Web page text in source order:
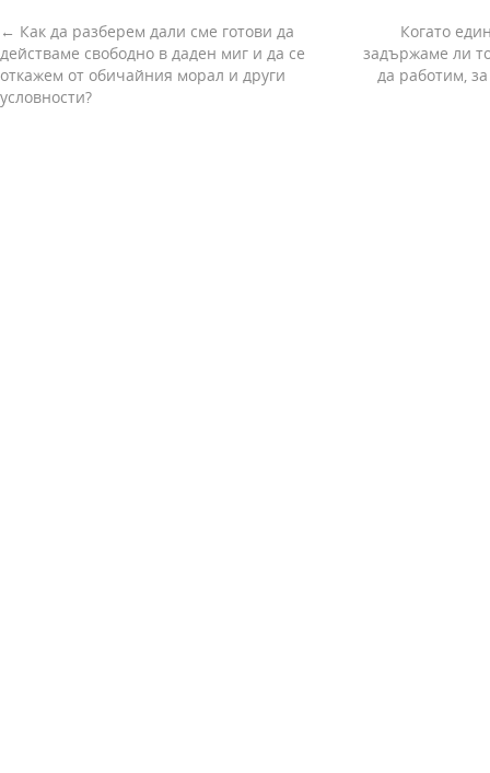
← Как да разберем дали сме готови да
действаме свободно в даден миг и да се
откажем от обичайния морал и други
условности?
Когато
задържаме ли
да работим,